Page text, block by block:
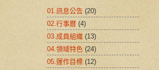
01.訊息公告 (20)
02.行事曆 (4)
03.成員組織 (13)
04.領域特色 (24)
05.運作目標 (12)